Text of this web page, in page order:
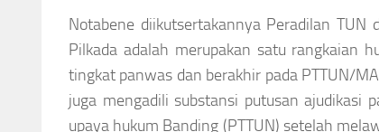
Notabene diikutsertakannya Peradilan
Pilkada adalah merupakan satu rangkaian
tingkat panwas dan berakhir pada PTTUN/
juga mengadili substansi putusan ajudikasi
upaya hukum Banding (PTTUN) setelah